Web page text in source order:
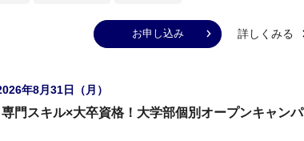
お申し込み 詳しくみる
年8月31日（月）
専門スキル×大卒資格！大学部個別オープンキャンパ